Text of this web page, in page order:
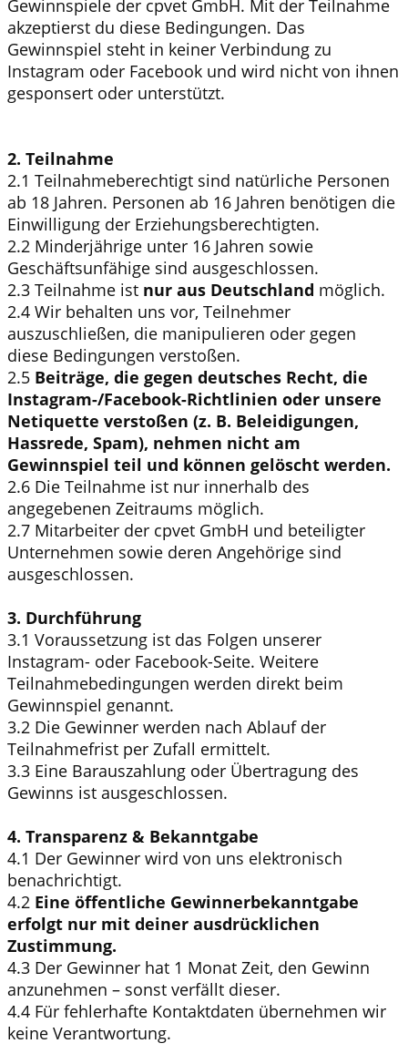
Gewinnspiele der cpvet GmbH. Mit der Teilnahme
akzeptierst du diese Bedingungen. Das
Gewinnspiel steht in keiner Verbindung zu
Instagram oder Facebook und wird nicht von ihnen
gesponsert oder unterstützt.
2. Teilnahme
2.1 Teilnahmeberechtigt sind natürliche Personen
ab 18 Jahren. Personen ab 16 Jahren benötigen die
Einwilligung der Erziehungsberechtigten.
2.2 Minderjährige unter 16 Jahren sowie
Geschäftsunfähige sind ausgeschlossen.
2.3 Teilnahme ist nur aus Deutschland möglich.
2.4 Wir behalten uns vor, Teilnehmer
auszuschließen, die manipulieren oder gegen
diese Bedingungen verstoßen.
2.5 Beiträge, die gegen deutsches Recht, die
Instagram-/Facebook-Richtlinien oder unsere
Netiquette verstoßen (z. B. Beleidigungen,
Hassrede, Spam), nehmen nicht am
Gewinnspiel teil und können gelöscht werden.
2.6 Die Teilnahme ist nur innerhalb des
angegebenen Zeitraums möglich.
2.7 Mitarbeiter der cpvet GmbH und beteiligter
Unternehmen sowie deren Angehörige sind
ausgeschlossen.
3. Durchführung
3.1 Voraussetzung ist das Folgen unserer
Instagram- oder Facebook-Seite. Weitere
Teilnahmebedingungen werden direkt beim
Gewinnspiel genannt.
3.2 Die Gewinner werden nach Ablauf der
Teilnahmefrist per Zufall ermittelt.
3.3 Eine Barauszahlung oder Übertragung des
Gewinns ist ausgeschlossen.
4. Transparenz & Bekanntgabe
4.1 Der Gewinner wird von uns elektronisch
benachrichtigt.
4.2 Eine öffentliche Gewinnerbekanntgabe
erfolgt nur mit deiner ausdrücklichen
Zustimmung.
4.3 Der Gewinner hat 1 Monat Zeit, den Gewinn
anzunehmen – sonst verfällt dieser.
4.4 Für fehlerhafte Kontaktdaten übernehmen wir
keine Verantwortung.